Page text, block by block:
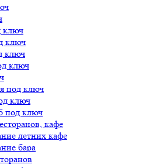
ключ
ключ
ключ
ключ
под ключ
ключ
под ключ
кафе
летних кафе
бара